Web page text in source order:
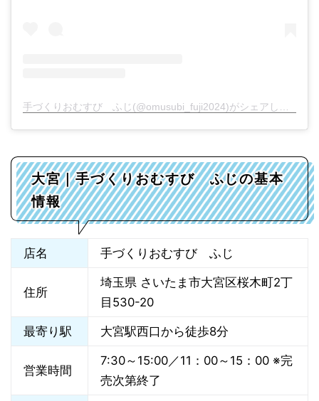
大宮｜手づくりおむすび ふじの基本
情報
店名 手づくりおむすび ふじ
住所
埼玉県 さいたま市大宮区桜木町2丁
目530-20
最寄り駅 大宮駅西口から徒歩8分
営業時間
7:30～15:00／11：00～15：00 ※完
売次第終了